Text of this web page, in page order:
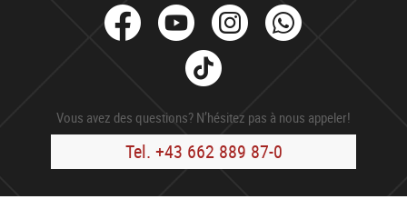
facebook
YoutubeInstagram
Tik
Tok
Vous avez des questions? N’hésitez pas à nous appeler!
Tel. +43 662 889 87-0